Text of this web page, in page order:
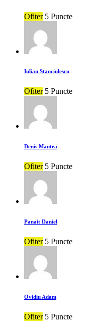
Ofiter 5 Puncte
Iulian Stanciulescu
Ofiter 5 Puncte
Denis Mantea
Ofiter 5 Puncte
Panait Daniel
Ofiter 5 Puncte
Ovidiu Adam
Ofiter 5 Puncte